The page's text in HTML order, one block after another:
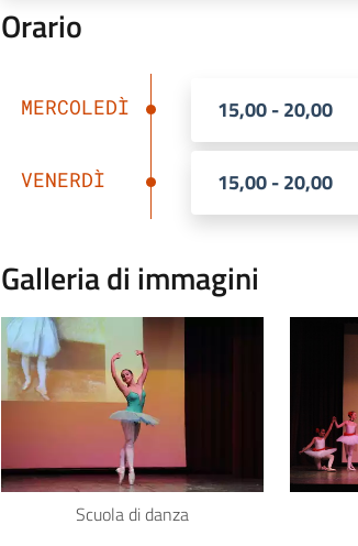
Orario
MERCOLEDÌ 15,00 - 20,00
VENERDÌ 15,00 - 20,00
Galleria di immagini
Scuola di danza